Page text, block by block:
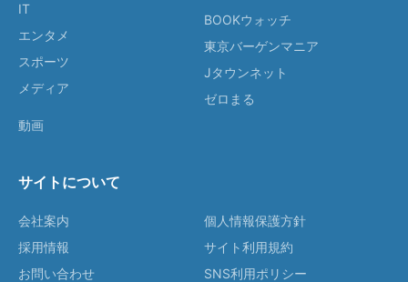
IT
エンタメ
スポーツ
メディア
動画
BOOKウォッチ
東京バーゲンマニア
Jタウンネット
ゼロまる
サイトについて
会社案内
採用情報
お問い合わせ
個人情報保護方針
サイト利用規約
SNS利用ポリシー